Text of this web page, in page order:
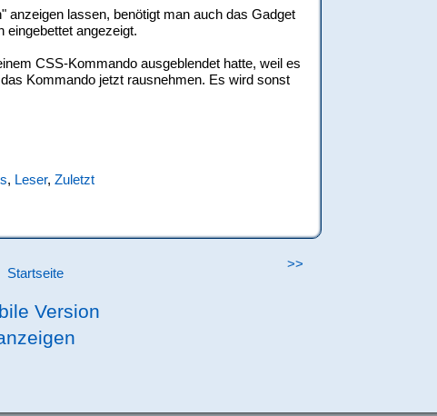
anzeigen lassen, benötigt man auch das Gadget
eingebettet angezeigt.
CSS-Kommando ausgeblendet hatte, weil es
Kommando jetzt rausnehmen. Es wird sonst
, Leser, Zuletzt
>>
Startseite
Version